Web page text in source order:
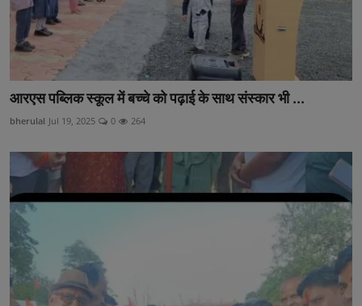
आरएस पब्लिक स्कूल में बच्चे को पढ़ाई के साथ संस्कार भी ...
bherulal Jul 19, 2025 0 264